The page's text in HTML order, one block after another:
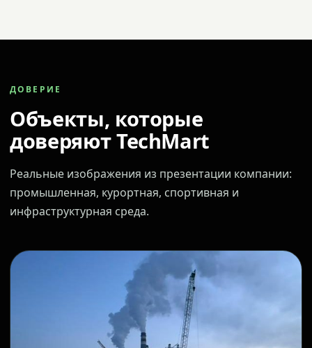
ДОВЕРИЕ
Объекты, которые
доверяют TechMart
Реальные изображения из презентации компании:
промышленная, курортная, спортивная и
инфраструктурная среда.